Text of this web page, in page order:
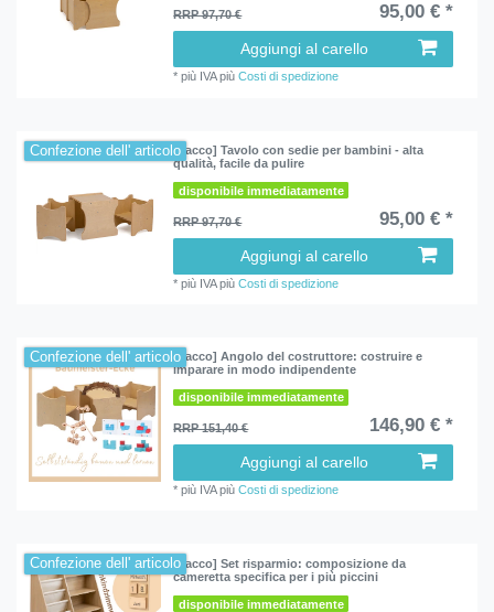
RRP 97,70 € 95,00 € *
Aggiungi al carello
*più IVApiùCosti di spedizione
Confezione dell' articolo[Pacco] Tavolo con sedie per bambini - alta
qualità, facile da pulire
disponibile immediatamente
RRP 97,70 € 95,00 € *
Aggiungi al carello
*più IVApiùCosti di spedizione
Confezione dell' articolo[Pacco] Angolo del costruttore: costruire e
imparare in modo indipendente
disponibile immediatamente
RRP 151,40 € 146,90 € *
Aggiungi al carello
*più IVApiùCosti di spedizione
Confezione dell' articolo[Pacco] Set risparmio: composizione da
cameretta specifica per i più piccini
disponibile immediatamente